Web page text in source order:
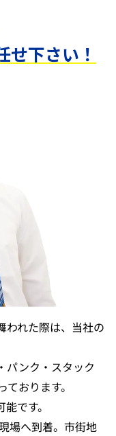
せ下さい！
われた際は、当社の
パンク・スタック
おります。
です。
場へ到着。市街地